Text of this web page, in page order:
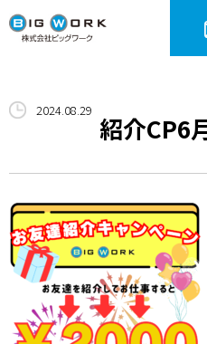
会社
お問
2024.08.29
紹介CP6